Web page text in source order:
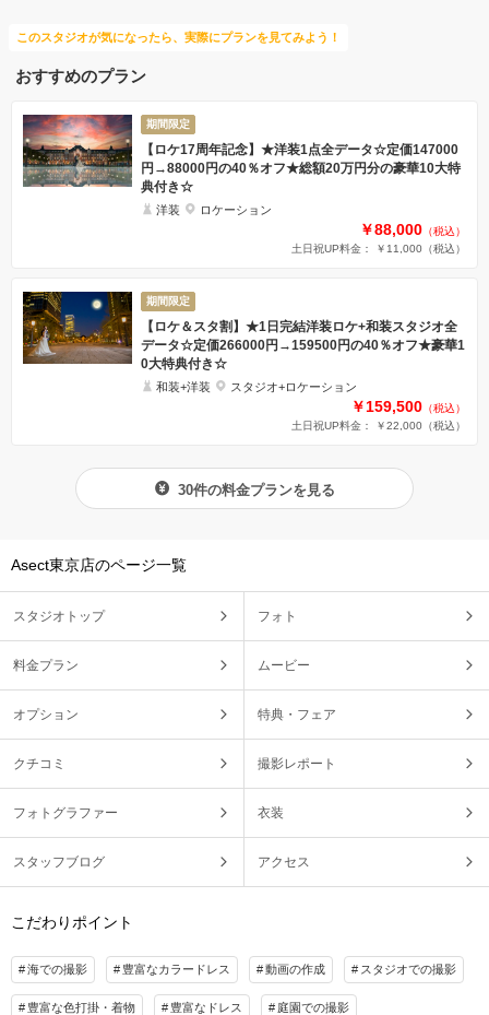
このスタジオが気になったら、実際にプランを見てみよう！
おすすめのプラン
期間限定
【ロケ17周年記念】★洋装1点全データ☆定価147000
円→88000円の40％オフ★総額20万円分の豪華10大特
典付き☆
洋装 ロケーション
￥88,000 （税込）
土日祝UP料金： ￥11,000 （税込）
期間限定
【ロケ＆スタ割】★1日完結洋装ロケ+和装スタジオ全
データ☆定価266000円→159500円の40％オフ★豪華1
0大特典付き☆
和装+洋装 スタジオ+ロケーション
￥159,500 （税込）
土日祝UP料金： ￥22,000 （税込）
30件の料金プランを見る
Asect東京店のページ一覧
スタジオトップ フォト
料金プラン ムービー
オプション 特典・フェア
クチコミ 撮影レポート
フォトグラファー 衣装
スタッフブログ アクセス
こだわりポイント
海での撮影 豊富なカラードレス 動画の作成 スタジオでの撮影
豊富な色打掛・着物 豊富なドレス 庭園での撮影